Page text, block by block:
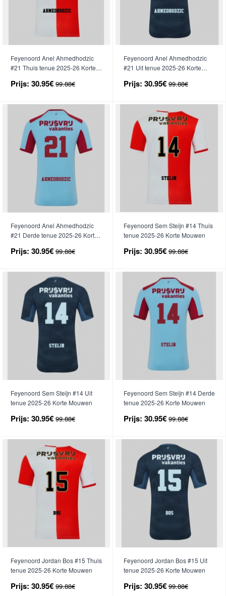
Feyenoord Anel Ahmedhodzic
#21 Thuis tenue 2025-26 Korte
Prijs: 30.95€ 99.88€
Feyenoord Anel Ahmedhodzic
#21 Uit tenue 2025-26 Korte
Prijs: 30.95€ 99.88€
Feyenoord Anel Ahmedhodzic
#21 Derde tenue 2025-26 Korte
Prijs: 30.95€ 99.88€
Feyenoord Sem Steijn #14 Thuis
tenue 2025-26 Korte Mouwen
Prijs: 30.95€ 99.88€
Feyenoord Sem Steijn #14 Uit
tenue 2025-26 Korte Mouwen
Prijs: 30.95€ 99.88€
Feyenoord Sem Steijn #14 Derde
tenue 2025-26 Korte Mouwen
Prijs: 30.95€ 99.88€
Feyenoord Jordan Bos #15 Thuis
tenue 2025-26 Korte Mouwen
Prijs: 30.95€ 99.88€
Feyenoord Jordan Bos #15 Uit
tenue 2025-26 Korte Mouwen
Prijs: 30.95€ 99.88€